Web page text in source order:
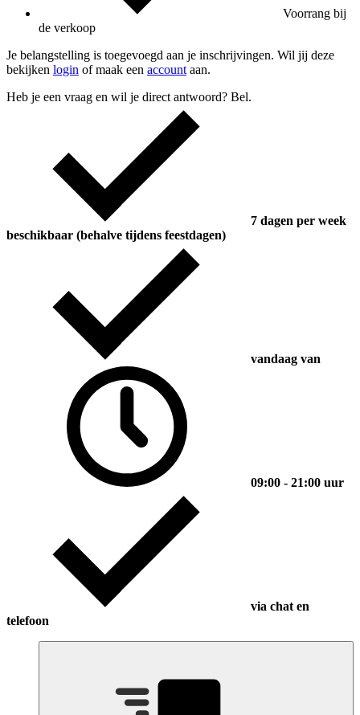
Voorrang bij
de verkoop
Je belangstelling is toegevoegd aan je inschrijvingen. Wil jij deze
bekijken login of maak een account aan.
Heb je een vraag en wil je direct antwoord? Bel.
7 dagen per week
beschikbaar (behalve tijdens feestdagen)
vandaag van
09:00 - 21:00 uur
via chat en
telefoon